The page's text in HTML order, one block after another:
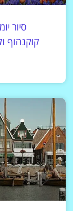
סיור
קוקנהוף